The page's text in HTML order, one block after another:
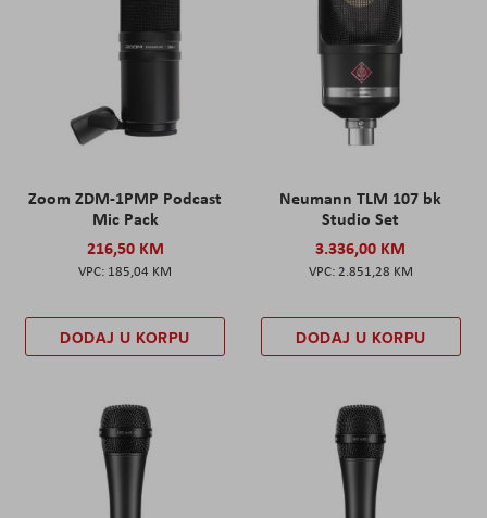
Zoom ZDM-1PMP Podcast
Mic Pack
216,50 KM
185,04 KM
DODAJ U KORPU
Neumann TLM 107 bk
Studio Set
3.336,00 KM
2.851,28 KM
DODAJ U KORPU